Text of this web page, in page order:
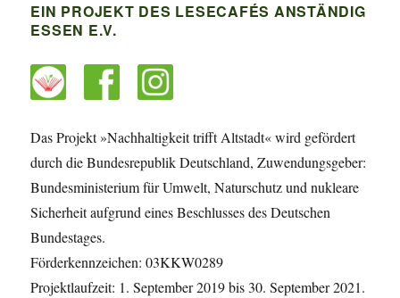
EIN PROJEKT DES LESECAFÉS ANSTÄNDIG
ESSEN E.V.
Das Projekt »Nachhaltigkeit trifft Altstadt« wird gefördert
durch die Bundesrepublik Deutschland, Zuwendungsgeber:
Bundesministerium für Umwelt, Naturschutz und nukleare
Sicherheit aufgrund eines Beschlusses des Deutschen
Bundestages.
Förderkennzeichen: 03KKW0289
Projektlaufzeit: 1. September 2019 bis 30. September 2021.